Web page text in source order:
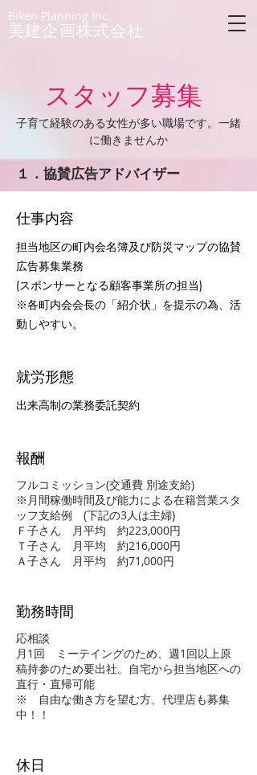
美建企画株式会社
Biken Planning Inc.
スタッフ募集
​子育て経験のある女性が多い職場です。一緒
に働きませんか
１．協賛広告アドバイザー
仕事内容
担当地区の町内会名簿及び防災マップの協賛
広告募集業務
(スポンサーとなる顧客事業所の担当)
※各町内会会長の「紹介状」を提示の為、活
動しやすい。
就労形態
出来高制の業務委託契約
報酬
フルコミッション(交通費 別途支給)
※月間稼働時間及び能力による在籍営業スタ
ッフ支給例 (下記の3人は主婦)
Ｆ子さん 月平均 約223,000円
Ｔ子さん 月平均 約216,000円
Ａ子さん 月平均 約71,000円
勤務時間
応相談
月1回 ミーテイングのため、週1回以上原
稿持参のため要出社。自宅から担当地区への
直行・直帰可能
※ 自由な働き方を望む方、代理店も募集
中！！
休日